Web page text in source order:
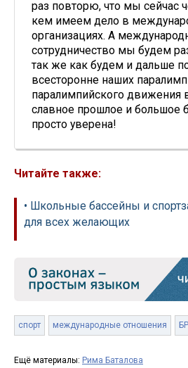
раз повторю, что мы сейчас
кем имеем дело в
организациях. А
сотрудничество мы будем
так же как будем и дальше
всесторонне наших
паралимпийского движения
славное прошлое и большое
просто уверена!
Читайте также:
• Школьные бассейны и
для всех желающих
спорт международные отношения
Ещё материалы: Рима Баталова